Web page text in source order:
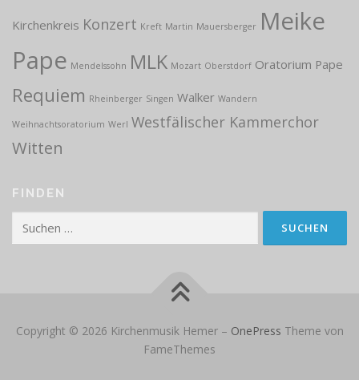
Kirchenkreis Konzert Kreft Martin Mauersberger Meike
Pape Mendelssohn MLK Mozart Oberstdorf Oratorium Pape
Requiem Rheinberger Singen Walker Wandern
Weihnachtsoratorium Werl Westfälischer Kammerchor
Witten
FINDEN
Suchen
Copyright © 2026 Kirchenmusik Hemer – OnePress Theme von
FameThemes